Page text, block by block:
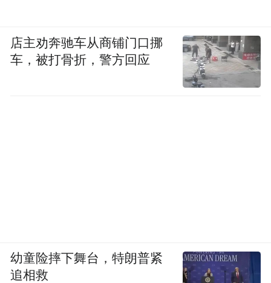
店主劝奔驰车从商铺门口挪
车，被打骨折，警方回应
幼童险摔下舞台，特朗普紧
追相救